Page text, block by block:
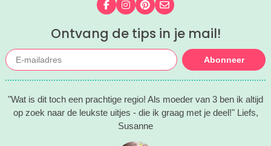
Volg ons op Facebook
Volg ons op Instagram
Volg ons op Pinterest
Mail ons
Ontvang de tips in je mail!
Abonneer
"Wat is dit toch een prachtige regio! Als moeder van 3 ben ik altijd
op zoek naar de leukste uitjes - die ik graag met je deel!" Liefs,
Susanne